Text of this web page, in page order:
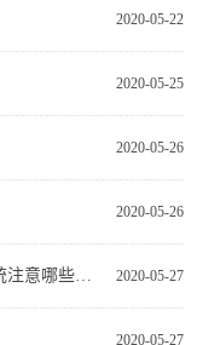
2020-05-22
2020-05-25
2020-05-26
2020-05-26
2020-05-27
火灾报警系统维保共同的超细干粉灭火系统注意哪些事项
2020-05-27